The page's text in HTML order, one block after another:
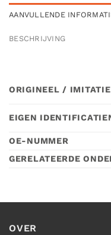
AANVULLENDE
BESCHRIJVING
ORIGINEEL / IMITATIE
EIGEN
OE-NUMMER
GERELATEERDE
OVER